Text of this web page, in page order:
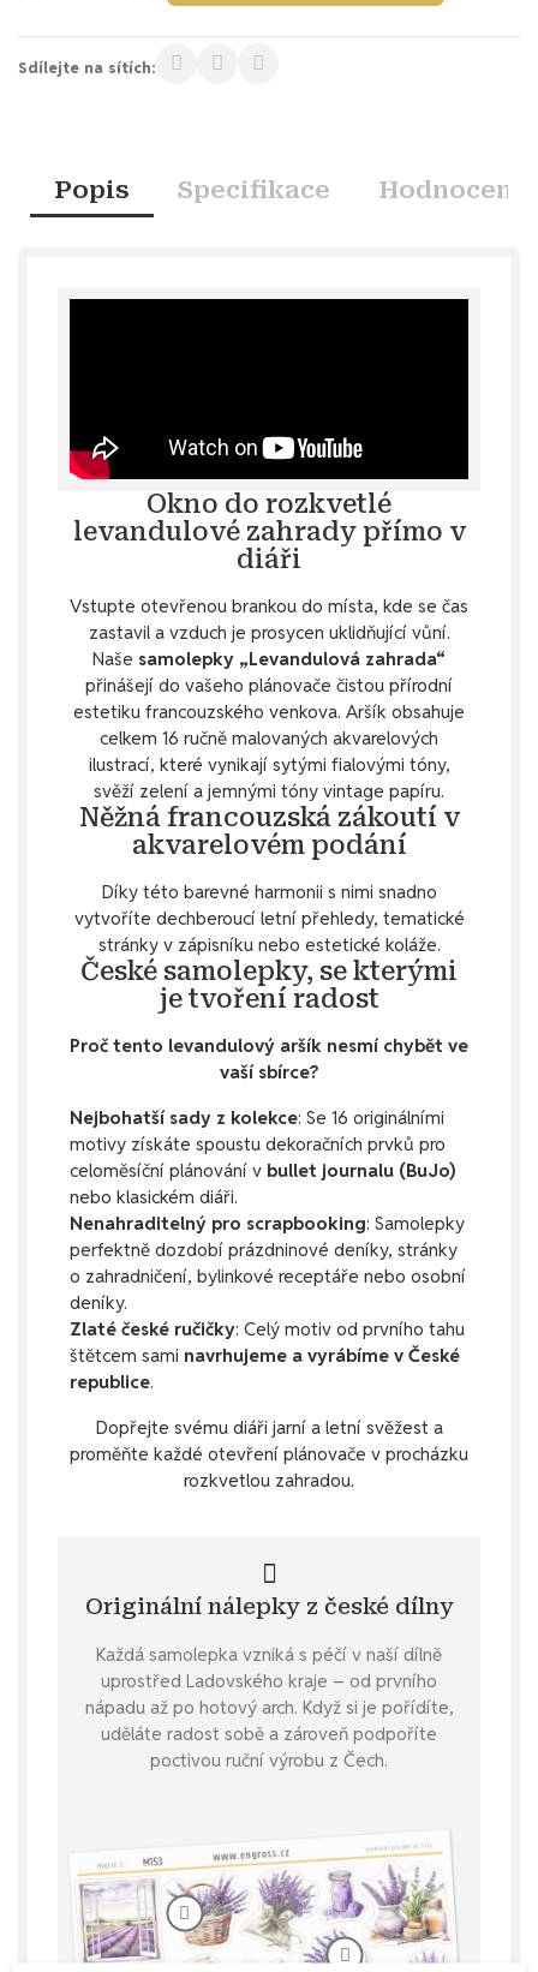
Sdílejte na sítích:
Popis Specifikace Hodnocení
Okno do rozkvetlé
levandulové zahrady přímo v
diáři
Vstupte otevřenou brankou do místa, kde se čas
zastavil a vzduch je prosycen uklidňující vůní.
Naše samolepky „Levandulová zahrada“
přinášejí do vašeho plánovače čistou přírodní
estetiku francouzského venkova. Aršík obsahuje
celkem 16 ručně malovaných akvarelových
ilustrací, které vynikají sytými fialovými tóny,
svěží zelení a jemnými tóny vintage papíru.
Něžná francouzská zákoutí v
akvarelovém podání
Díky této barevné harmonii s nimi snadno
vytvoříte dechberoucí letní přehledy, tematické
stránky v zápisníku nebo estetické koláže.
České samolepky, se kterými
je tvoření radost
Proč tento levandulový aršík nesmí chybět ve
vaší sbírce?
Nejbohatší sady z kolekce: Se 16 originálními
motivy získáte spoustu dekoračních prvků pro
celoměsíční plánování v bullet journalu (BuJo)
nebo klasickém diáři.
Nenahraditelný pro scrapbooking: Samolepky
perfektně dozdobí prázdninové deníky, stránky
o zahradničení, bylinkové receptáře nebo osobní
deníky.
Zlaté české ručičky: Celý motiv od prvního tahu
štětcem sami navrhujeme a vyrábíme v České
republice.
Dopřejte svému diáři jarní a letní svěžest a
proměňte každé otevření plánovače v procházku
rozkvetlou zahradou.
Originální nálepky z české dílny
Každá samolepka vzniká s péčí v naší dílně
uprostřed Ladovského kraje – od prvního
nápadu až po hotový arch. Když si je pořídíte,
uděláte radost sobě a zároveň podpoříte
poctivou ruční výrobu z Čech.